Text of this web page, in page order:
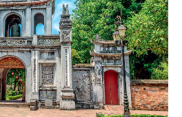
nouilles fraîches, de l'aneth et des
véritable symbole de la cuisine